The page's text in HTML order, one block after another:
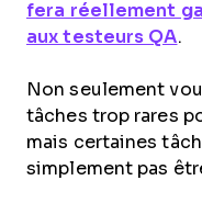
fera réellement
aux testeurs QA.
Non seulement
tâches trop rares
mais certaines
simplement pas